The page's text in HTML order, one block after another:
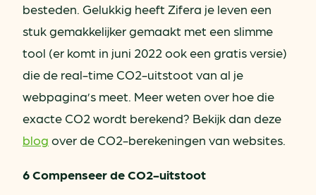
besteden. Gelukkig heeft Zifera je leven een
stuk gemakkelijker gemaakt met een slimme
tool (er komt in juni 2022 ook een gratis versie)
die de real-time CO2-uitstoot van al je
webpagina’s meet. Meer weten over hoe die
exacte CO2 wordt berekend? Bekijk dan deze
blog over de CO2-berekeningen van websites.
6 Compenseer de CO2-uitstoot